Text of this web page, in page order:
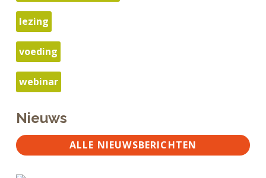
lezing
voeding
webinar
Nieuws
ALLE NIEUWSBERICHTEN